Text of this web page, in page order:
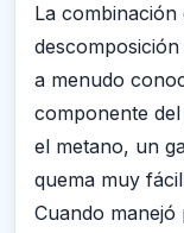
La
a menudo
componente
el metano, un
quema muy
Cuando